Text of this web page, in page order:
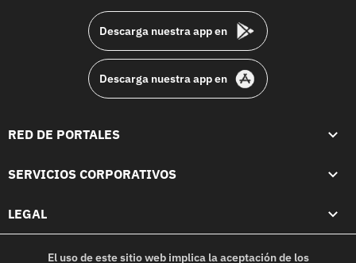
Descarga nuestra app en
Descarga nuestra app en
RED DE PORTALES
SERVICIOS CORPORATIVOS
LEGAL
El uso de este sitio web implica la aceptación de los